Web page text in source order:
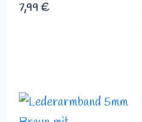
Bewertet
mit
7,99 €